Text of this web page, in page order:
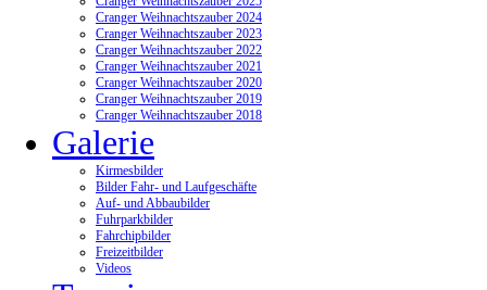
Cranger Weihnachtszauber 2024
Cranger Weihnachtszauber 2023
Cranger Weihnachtszauber 2022
Cranger Weihnachtszauber 2021
Cranger Weihnachtszauber 2020
Cranger Weihnachtszauber 2019
Cranger Weihnachtszauber 2018
Galerie
Kirmesbilder
Bilder Fahr- und Laufgeschäfte
Auf- und Abbaubilder
Fuhrparkbilder
Fahrchipbilder
Freizeitbilder
Videos